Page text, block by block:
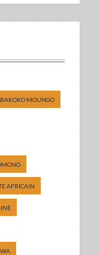
BAKOKO MOUNGO
AFRICAIN